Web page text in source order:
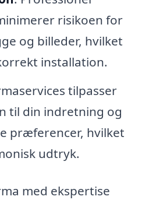
risikoen for
og billeder, hvilket
installation.
tilpasser
til din indretning og
præferencer, hvilket
udtryk.
med ekspertise